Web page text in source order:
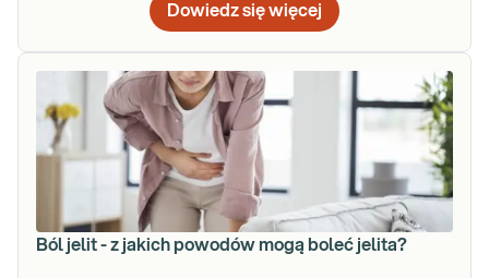
Dowiedz się więcej
Ból jelit - z jakich powodów mogą boleć jelita?